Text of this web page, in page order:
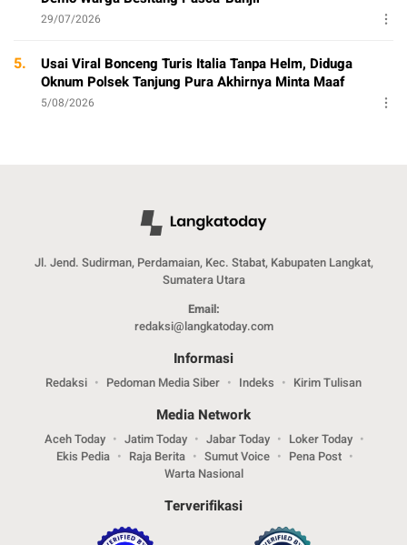
29/07/2026
5.
Usai Viral Bonceng Turis Italia Tanpa Helm, Diduga
Oknum Polsek Tanjung Pura Akhirnya Minta Maaf
5/08/2026
Jl. Jend. Sudirman, Perdamaian, Kec. Stabat, Kabupaten Langkat,
Sumatera Utara
Email:
redaksi@langkatoday.com
Informasi
Redaksi Pedoman Media Siber Indeks Kirim Tulisan
Media Network
Aceh Today Jatim Today Jabar Today
Loker Today
Ekis Pedia
Raja Berita Sumut Voice
Pena Post
Warta Nasional
Terverifikasi